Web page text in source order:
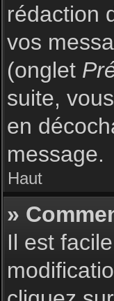
rédaction
vos
(onglet
suite,
en
message.
Haut
»
Il est